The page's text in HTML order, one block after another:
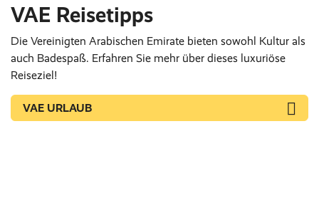
VAE Reisetipps
Die Vereinigten Arabischen Emirate bieten sowohl Kultur als
auch Badespaß. Erfahren Sie mehr über dieses luxuriöse
Reiseziel!
VAE URLAUB